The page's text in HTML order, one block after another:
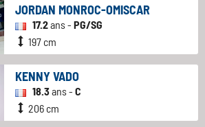
JORDAN MONROC-OMISCAR
17.2ans - PG/SG
197 cm
KENNY VADO
18.3ans - C
206 cm